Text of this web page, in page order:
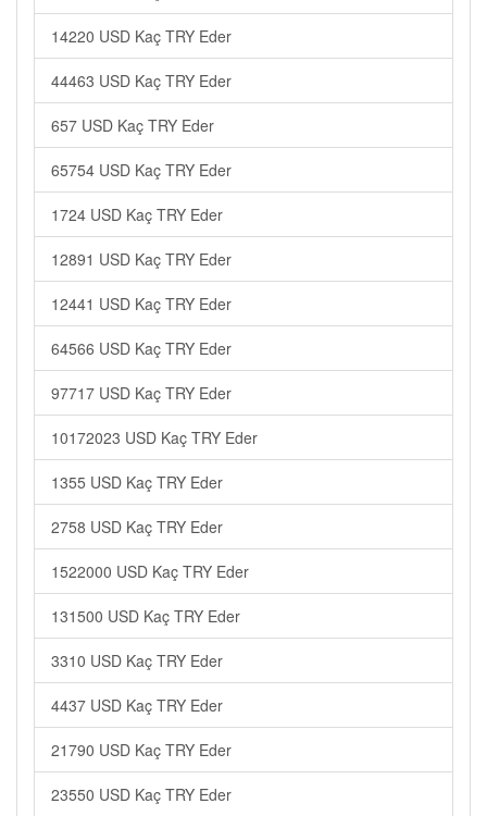
14220 USD Kaç TRY Eder
44463 USD Kaç TRY Eder
657 USD Kaç TRY Eder
65754 USD Kaç TRY Eder
1724 USD Kaç TRY Eder
12891 USD Kaç TRY Eder
12441 USD Kaç TRY Eder
64566 USD Kaç TRY Eder
97717 USD Kaç TRY Eder
10172023 USD Kaç TRY Eder
1355 USD Kaç TRY Eder
2758 USD Kaç TRY Eder
1522000 USD Kaç TRY Eder
131500 USD Kaç TRY Eder
3310 USD Kaç TRY Eder
4437 USD Kaç TRY Eder
21790 USD Kaç TRY Eder
23550 USD Kaç TRY Eder